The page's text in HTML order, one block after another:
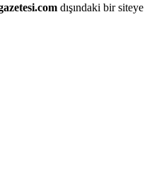
dışındaki bir siteye